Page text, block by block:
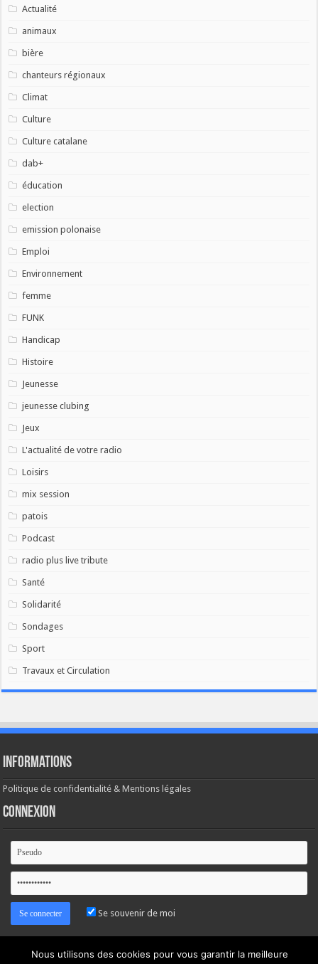
Actualité
animaux
bière
chanteurs régionaux
Climat
Culture
Culture catalane
dab+
éducation
election
emission polonaise
Emploi
Environnement
femme
FUNK
Handicap
Histoire
Jeunesse
jeunesse clubing
Jeux
L'actualité de votre radio
Loisirs
mix session
patois
Podcast
radio plus live tribute
Santé
Solidarité
Sondages
Sport
Travaux et Circulation
Informations
Politique de confidentialité & Mentions légales
Connexion
Se souvenir de moi
Nous utilisons des cookies pour vous garantir la meilleure